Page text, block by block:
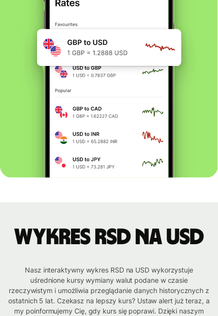
Wykres RSD na USD
Nasz interaktywny wykres RSD na USD wykorzystuje
uśrednione kursy wymiany walut podane w czasie
rzeczywistym i umożliwia przeglądanie danych historycznych z
ostatnich 5 lat. Czekasz na lepszy kurs? Ustaw alert już teraz, a
my poinformujemy Cię, gdy kurs się poprawi. Dzięki naszym